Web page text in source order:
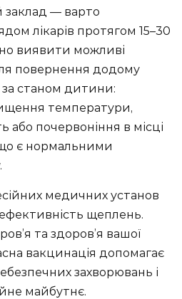
— варто
лікарів протягом 15–30
виявити можливі
повернення додому
за станом дитини:
температури,
або почервоніння в місці
є нормальними
медичних установ
щеплень.
та здоров’я вашої
вакцинація допомагає
захворювань і
майбутнє.